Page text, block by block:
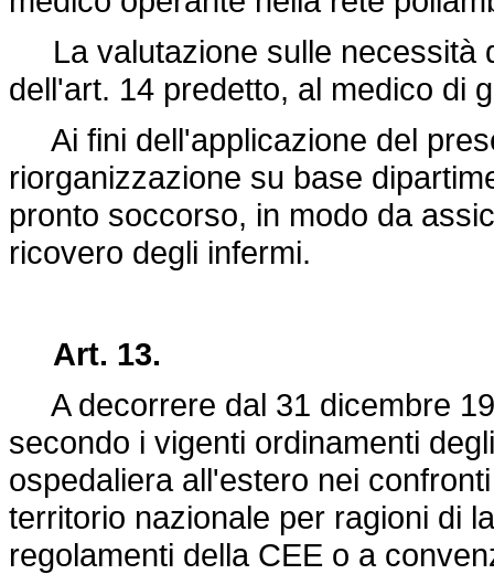
La valutazione sulle necessità
dell'art. 14 predetto, al medico di
Ai fini dell'applicazione del
riorganizzazione su base
pronto soccorso, in modo da
ricovero degli infermi.
Art. 13.
A decorrere dal 31 dicembre
secondo i vigenti ordinamenti
ospedaliera all'estero nei
territorio nazionale per ragioni di
regolamenti della CEE o a